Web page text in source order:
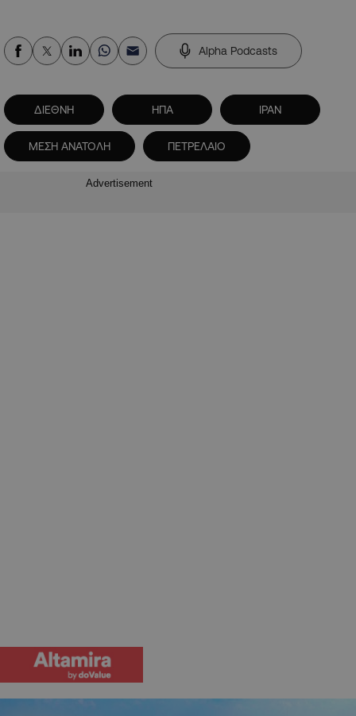
Alpha Podcasts
ΔΙΕΘΝΗ ΗΠΑ ΙΡΑΝ
ΜΕΣΗ ΑΝΑΤΟΛΗ ΠΕΤΡΕΛΑΙΟ
Advertisement